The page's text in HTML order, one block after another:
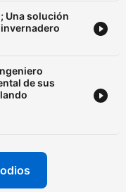
Una solución
de sus